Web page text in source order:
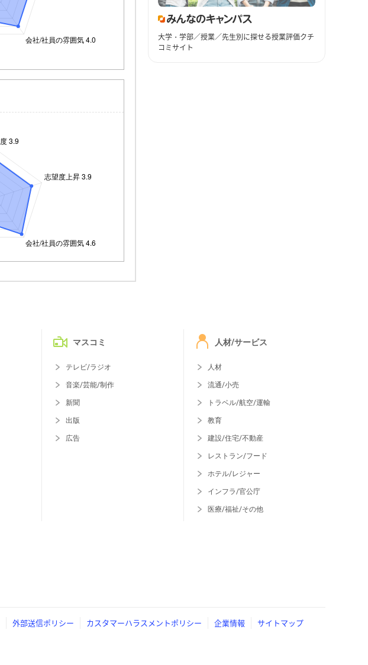
大学・学部／授業／先生別に探せる授業評価クチ
コミサイト
マスコミ
テレビ/ラジオ
音楽/芸能/制作
新聞
出版
広告
人材/サービス
人材
流通/小売
トラベル/航空/運輸
教育
建設/住宅/不動産
レストラン/フード
ホテル/レジャー
インフラ/官公庁
医療/福祉/その他
外部送信ポリシー カスタマーハラスメントポリシー 企業情報 サイトマップ